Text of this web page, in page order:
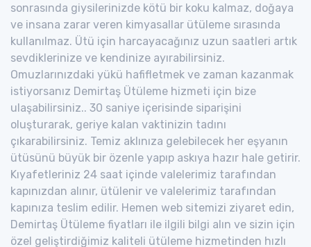
sonrasında giysilerinizde kötü bir koku kalmaz, doğaya
ve insana zarar veren kimyasallar ütüleme sırasında
kullanılmaz. Ütü için harcayacağınız uzun saatleri artık
sevdiklerinize ve kendinize ayırabilirsiniz.
Omuzlarınızdaki yükü hafifletmek ve zaman kazanmak
istiyorsanız Demirtaş Ütüleme hizmeti için bize
ulaşabilirsiniz.. 30 saniye içerisinde siparişini
oluşturarak, geriye kalan vaktinizin tadını
çıkarabilirsiniz. Temiz aklınıza gelebilecek her eşyanın
ütüsünü büyük bir özenle yapıp askıya hazır hale getirir.
Kıyafetleriniz 24 saat içinde valelerimiz tarafından
kapınızdan alınır, ütülenir ve valelerimiz tarafından
kapınıza teslim edilir. Hemen web sitemizi ziyaret edin,
Demirtaş Ütüleme fiyatları ile ilgili bilgi alın ve sizin için
özel geliştirdiğimiz kaliteli ütüleme hizmetinden hızlı